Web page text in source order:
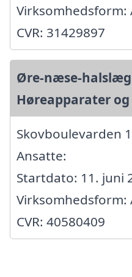
Virksomhedsform:
CVR: 31429897
Øre-næse-
Høreapparater
Skovboulevarden
Ansatte:
Startdato: 11. juni
Virksomhedsform:
CVR: 40580409